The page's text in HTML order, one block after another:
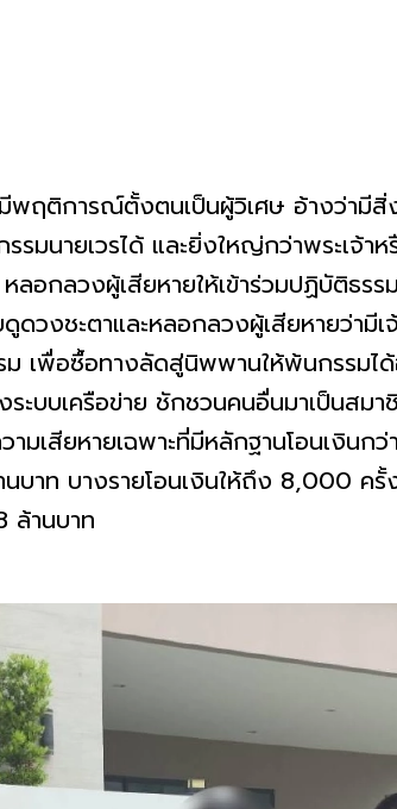
ฤติการณ์ตั้งตนเป็นผู้วิเศษ อ้างว่ามีสิ่
รมนายเวรได้ และยิ่งใหญ่กว่าพระเจ้
อกลวงผู้เสียหายให้เข้าร่วมปฏิบัติธร
วงชะตาและหลอกลวงผู้เสียหายว่ามี
ม เพื่อซื้อทางลัดสู่นิพพานให้พ้นกรรมไ
ะบบเครือข่าย ชักชวนคนอื่นมาเป็นสม
ามเสียหายเฉพาะที่มีหลักฐานโอนเงิน
บาท บางรายโอนเงินให้ถึง 8,000
ล้านบาท